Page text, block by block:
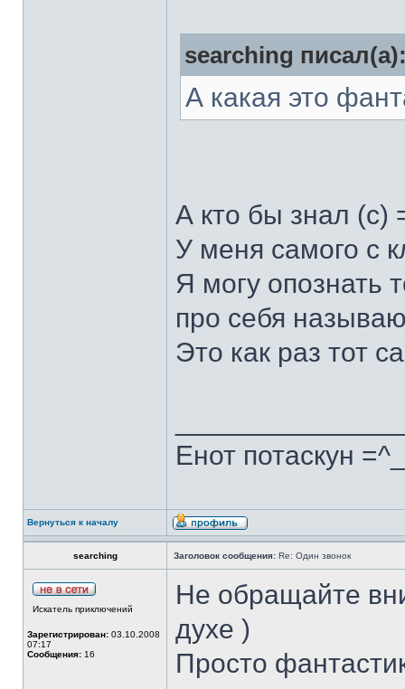
searching
А какая это
А кто бы знал (с)
У меня самого с
Я могу опознать
про себя
Это как раз тот
Енот потаскун
Вернуться к началу
searching Заголовок сообщения: Re: Один звонок
Искатель приключений
Зарегистрирован: 03.10.2008
07:17
Сообщения: 16
Не обращайте
духе )
Просто